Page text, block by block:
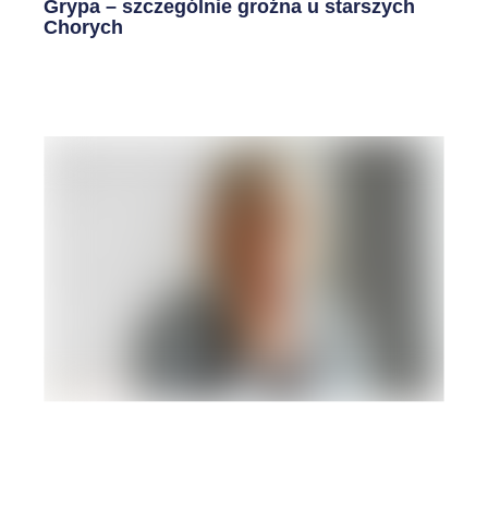
Grypa – szczególnie groźna u starszych
Chorych